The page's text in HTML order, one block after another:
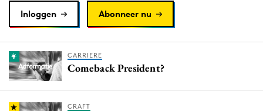
Inloggen Abonneer nu
CARRIERE
Comeback President?
CRAFT